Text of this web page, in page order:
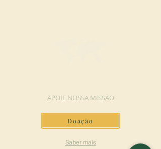
APOIE NOSSA MISSÃO
Doação
Saber mais